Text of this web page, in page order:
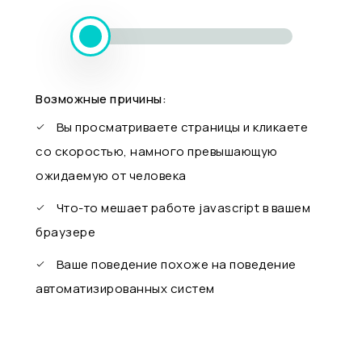
Возможные причины:
Вы просматриваете страницы и кликаете
со скоростью, намного превышающую
ожидаемую от человека
Что-то мешает работе javascript в вашем
браузере
Ваше поведение похоже на поведение
автоматизированных систем